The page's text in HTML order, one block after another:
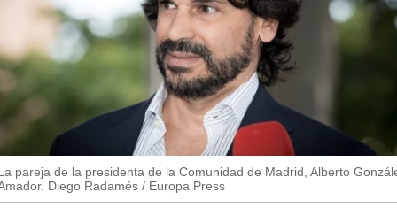
pareja de la presidenta de la Comunidad de Madrid, Alberto
Diego Radamés / Europa Press